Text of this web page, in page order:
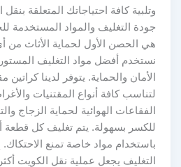
وتلبية كافة احتياجاتك المتعلقة
جودة التغليف والمواد المستخدمة
هي الحصن الأول لحماية الأثاث من
نستخدم أفضل مواد التغليف
الأمان والحماية. يتوفر لدينا
لتناسب كافة أنواع المقتنيات
الفقاعات الهوائية لحماية الزجاج
للكسر بسهولة. يتم تغليف كل قطعة
باستخدام مواد خاصة تمنع الاحتكاك.
التغليف يجعل عملية نقل الكويت